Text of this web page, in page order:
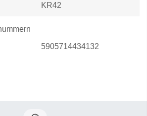
KR42
5905714434132